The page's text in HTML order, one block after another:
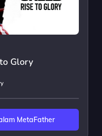
Glory
MetaFather